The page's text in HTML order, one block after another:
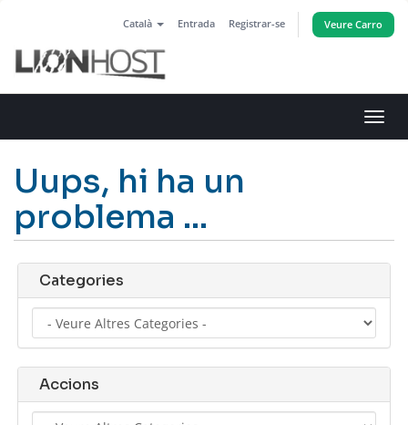
Català Entrada Registrar-se Veure Carro
la
Uups, hi ha un
problema ...
Categories
Accions